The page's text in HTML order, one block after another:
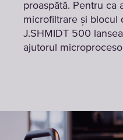
proaspătă. Pentru ca
microfiltrare și blocul
J.SHMIDT 500
ajutorul